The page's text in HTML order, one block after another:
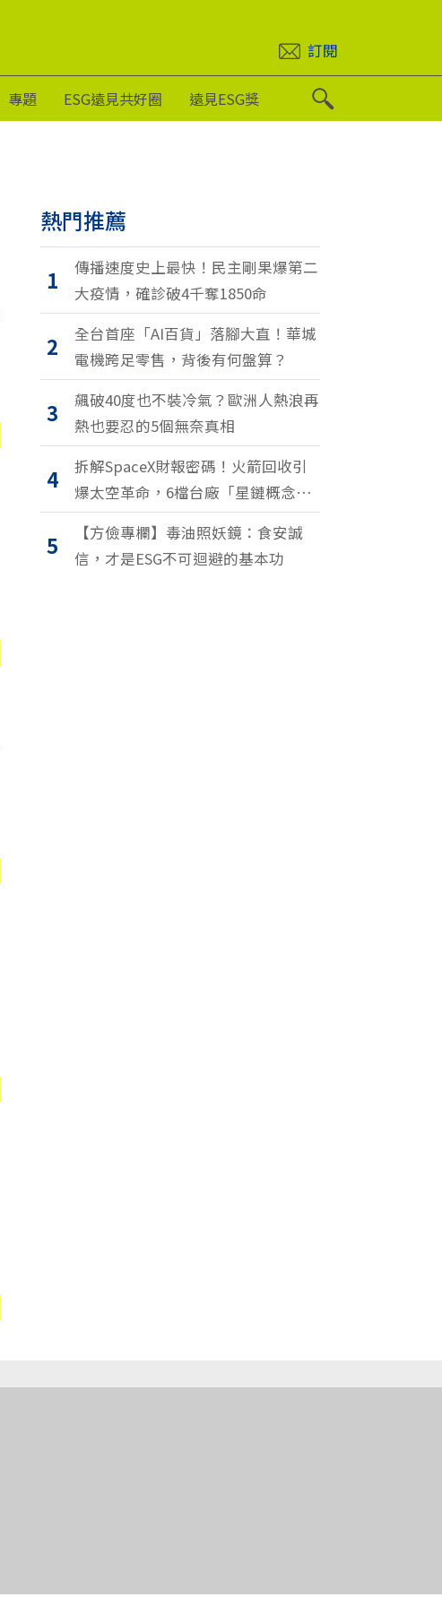
訂閱
專題 ESG遠見共好圈 遠見ESG獎
熱門推薦
1
傳播速度史上最快！民主剛果爆第二
大疫情，確診破4千奪1850命
2
全台首座「AI百貨」落腳大直！華城
電機跨足零售，背後有何盤算？
3
飆破40度也不裝冷氣？歐洲人熱浪再
熱也要忍的5個無奈真相
4
拆解SpaceX財報密碼！火箭回收引
爆太空革命，6檔台廠「星鏈概念
股」搶紅利
5
【方儉專欄】毒油照妖鏡：食安誠
信，才是ESG不可迴避的基本功